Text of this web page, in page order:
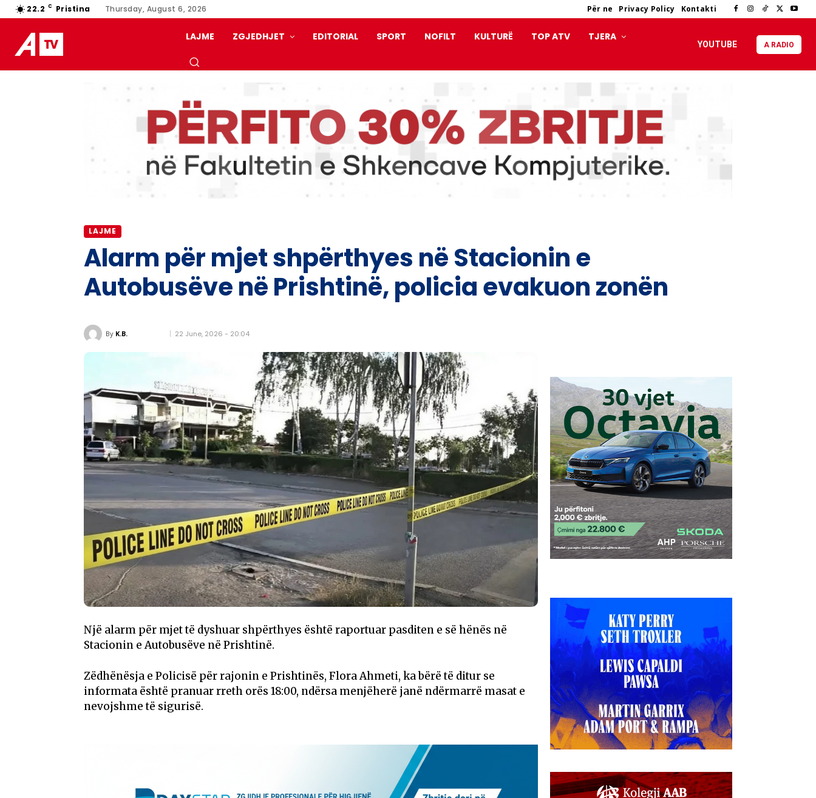
22.2 C Pristina Thursday, August 6, 2026 Për ne Privacy Policy Kontakti
LAJME ZGJEDHJET EDITORIAL SPORT NOFILT KULTURË TOP ATV TJERA
YOUTUBE A RADIO
LAJME
Alarm për mjet shpërthyes në Stacionin e
Autobusëve në Prishtinë, policia evakuon zonën
By K.B. 22 June, 2026 - 20:04
Një alarm për mjet të dyshuar shpërthyes është raportuar pasditen e së hënës në
Stacionin e Autobusëve në Prishtinë.
Zëdhënësja e Policisë për rajonin e Prishtinës, Flora Ahmeti, ka bërë të ditur se
informata është pranuar rreth orës 18:00, ndërsa menjëherë janë ndërmarrë masat e
nevojshme të sigurisë.